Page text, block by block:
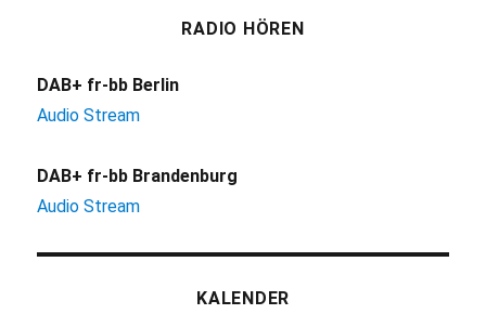
RADIO HÖREN
DAB+ fr-bb Berlin
Audio Stream
DAB+ fr-bb Brandenburg
Audio Stream
KALENDER